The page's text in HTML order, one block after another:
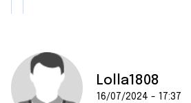
Lolla1808
16/07/2024 - 17:37